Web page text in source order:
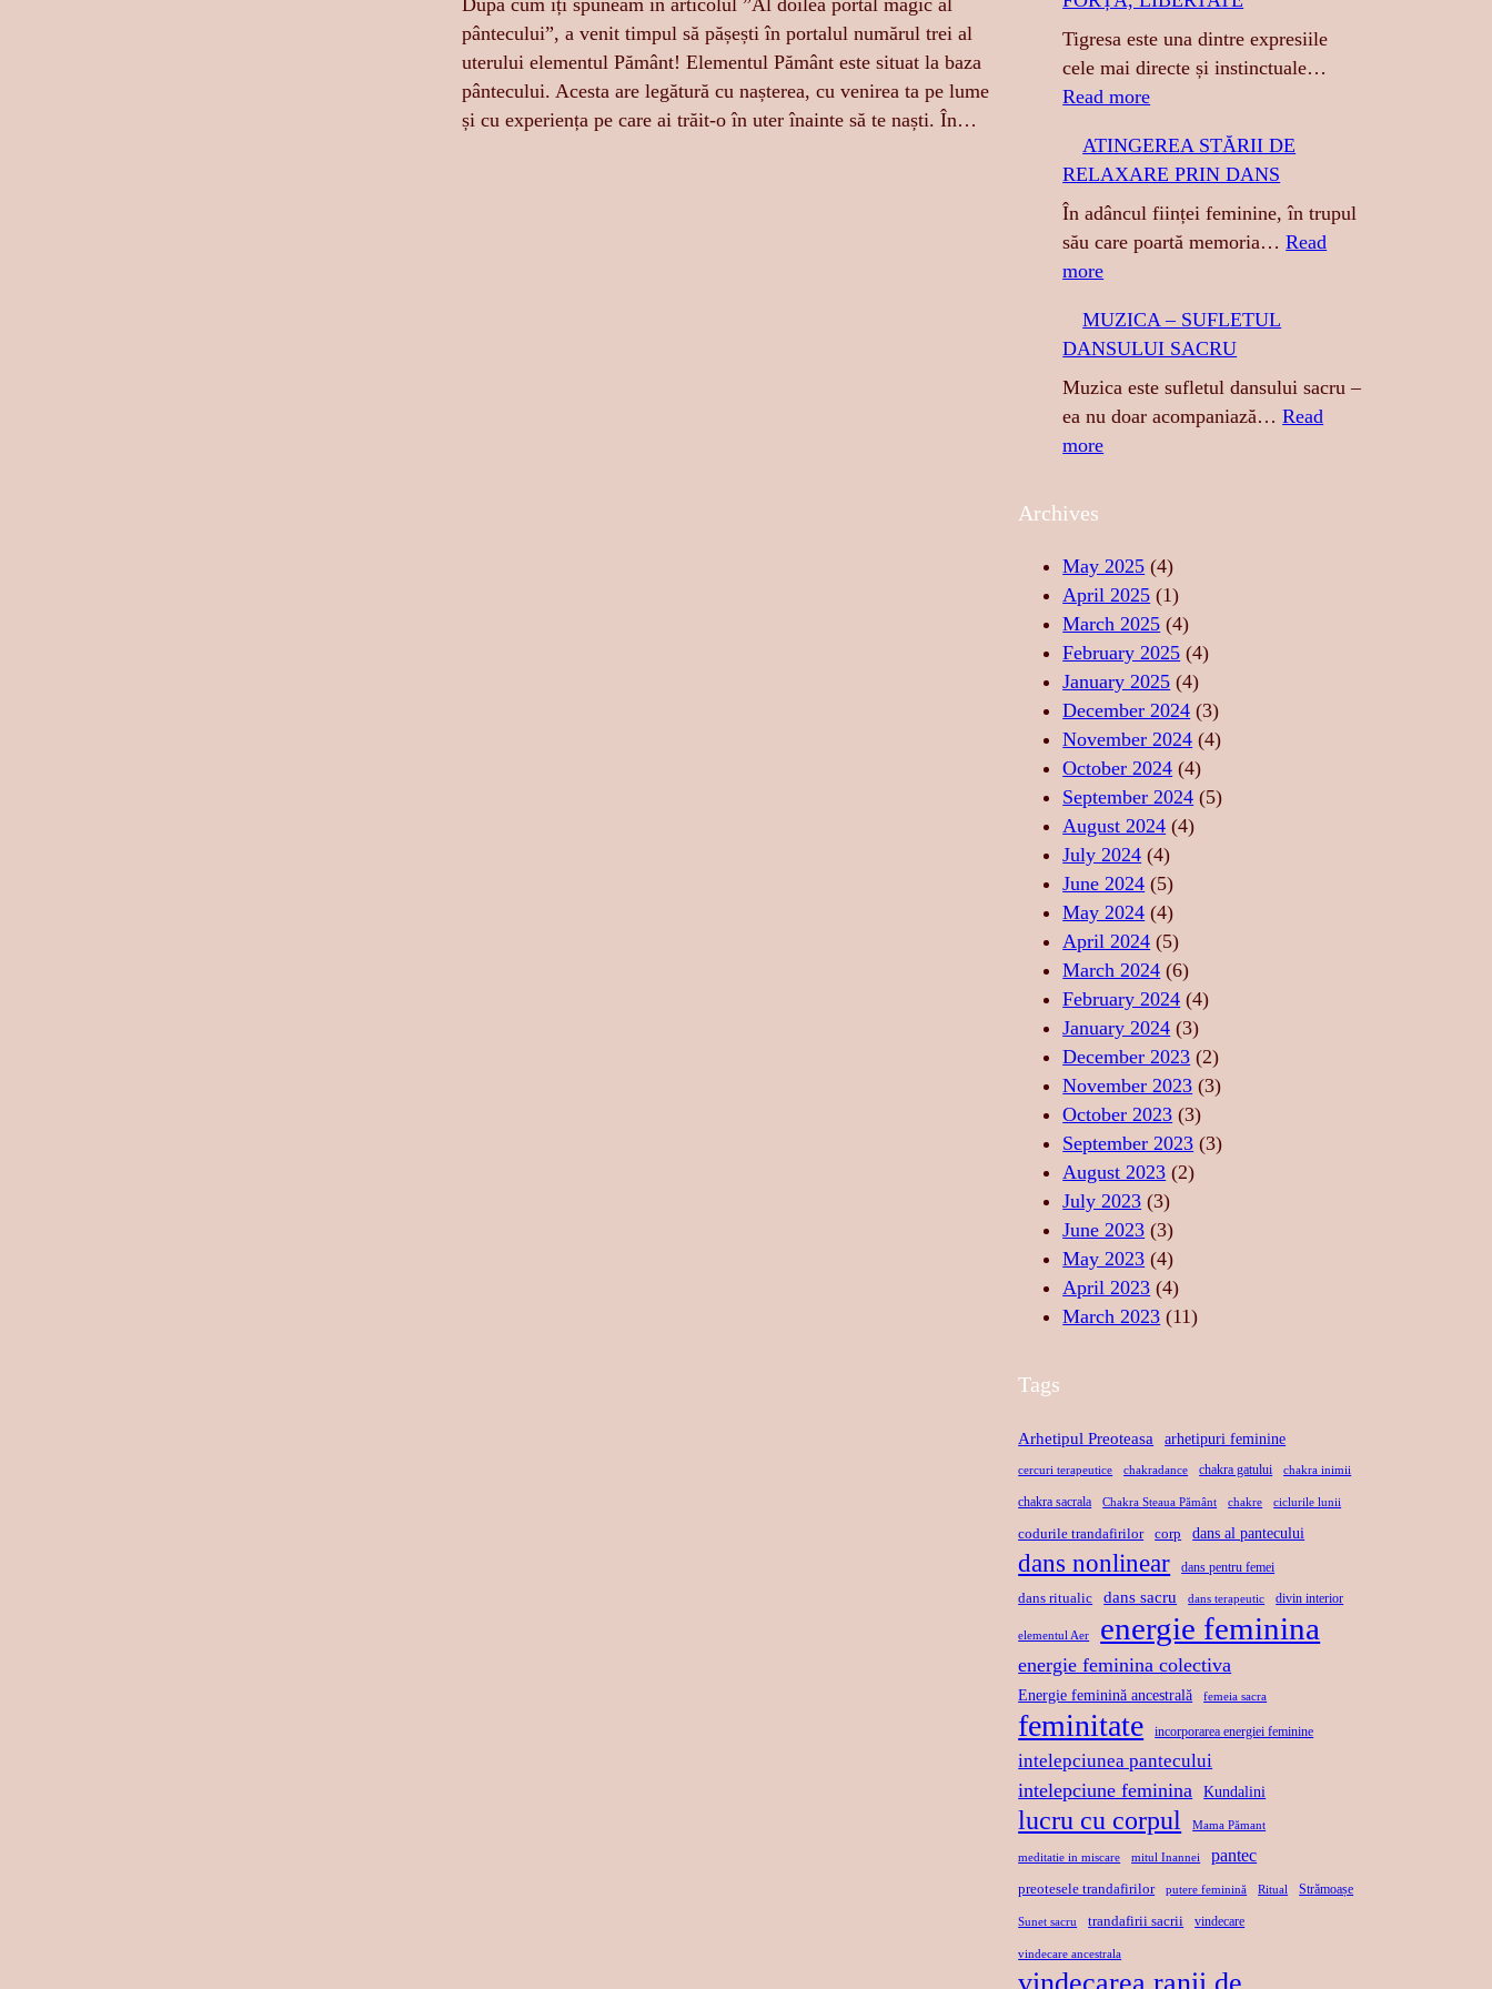
După cum îți spuneam în articolul ”Al doilea portal magic al
pântecului”, a venit timpul să pășești în portalul numărul trei al
uterului elementul Pământ! Elementul Pământ este situat la baza
pântecului. Acesta are legătură cu nașterea, cu venirea ta pe lume
și cu experiența pe care ai trăit-o în uter înainte să te naști. În…
Tigresa este una dintre expresiile
cele mai directe și instinctuale…
Read more:
I
G
R
E
:
S
E
N
I
T
A
T
E
,
F
O
R
Ț
Ă
,
L
B
E
R
T
A
T
E
ATINGEREA STĂRII DE
RELAXARE PRIN DANS
În adâncul ființei feminine, în trupul
său care poartă memoria…Read
more:
T
I
N
G
E
S
T
Ă
R
I
I
D
E
R
E
L
A
X
A
R
E
P
R
I
N
D
A
N
S
MUZICA – SUFLETUL
DANSULUI SACRU
Muzica este sufletul dansului sacru –
ea nu doar acompaniază…Read
more:
I
C
A
–
S
U
F
L
E
T
U
L
D
A
N
S
U
L
U
I
S
A
C
R
U
Archives
May 2025 (4)
April 2025 (1)
March 2025 (4)
February 2025 (4)
January 2025 (4)
December 2024 (3)
November 2024 (4)
October 2024 (4)
September 2024 (5)
August 2024 (4)
July 2024 (4)
June 2024 (5)
May 2024 (4)
April 2024 (5)
March 2024 (6)
February 2024 (4)
January 2024 (3)
December 2023 (2)
November 2023 (3)
October 2023 (3)
September 2023 (3)
August 2023 (2)
July 2023 (3)
June 2023 (3)
May 2023 (4)
April 2023 (4)
March 2023 (11)
Tags
Arhetipul Preoteasa arhetipuri feminine
cercuri terapeutice chakradance chakra gatului chakra inimii
chakra sacrala Chakra Steaua Pământ chakre ciclurile lunii
codurile trandafirilor corp dans al pantecului
dans nonlinear dans pentru femei
dans ritualic dans sacru dans terapeutic divin interior
elementul Aer energie feminina
energie feminina colectiva
Energie feminină ancestrală femeia sacra
feminitate incorporarea energiei feminine
intelepciunea pantecului
intelepciune feminina Kundalini
lucru cu corpul Mama Pămant
meditatie in miscare mitul Inannei pantec
preotesele trandafirilor putere feminină Ritual Strămoașe
Sunet sacru trandafirii sacrii vindecare
vindecare ancestrala